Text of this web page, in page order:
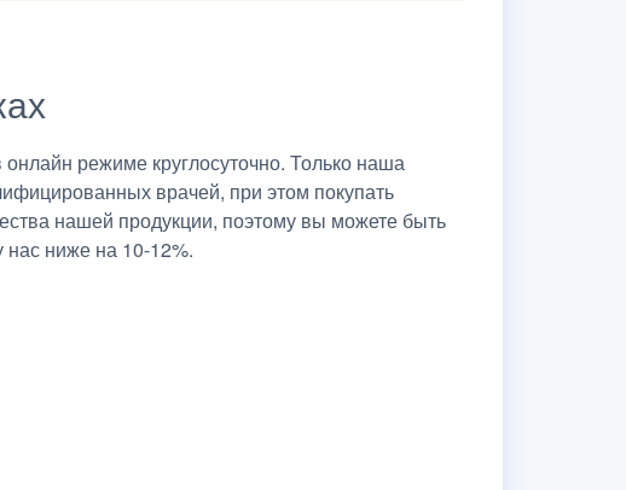
режиме круглосуточно. Только наша
врачей, при этом покупать
нашей продукции, поэтому вы можете быть
ниже на 10-12%.